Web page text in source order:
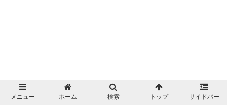
メニュー ホーム 検索 トップ サイドバー